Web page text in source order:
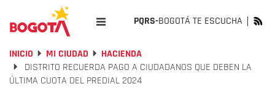
PQRS-BOGOTÁ TE ESCUCHA
INICIO MI CIUDAD
HACIENDA
DISTRITO RECUERDA PAGO A CIUDADANOS QUE DEBEN LA
ÚLTIMA CUOTA DEL PREDIAL 2024